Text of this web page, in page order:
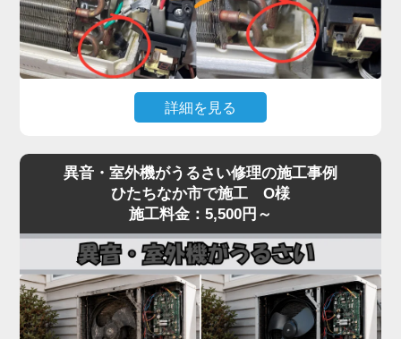
モーター・基板の劣化が重なり、本来の冷却性能の
半分以下しか発揮できていない状態も珍しくありま
せん。
「冷えが弱い」程度の軽微な症状を放置すると、コ
ンプレッサーが過負荷で焼き付くなど高額修理に発
ないトラブルに対して原因を切り分けながら点検
し、フィルター・冷媒・電気系統まで一貫して対
経験豊富なプロの技術者が、メーカーや型番を問わ
ず確実に診断し、最短即日で修理いたします。
冷暖房の効きが悪いと感じたら、お早めにご相談く
ださい。
詳細を見る
いるといった「水漏れ」トラブルは、当店でも夏場
に集中するご相談です。
原因のほとんどは、ドレンホース（結露水を屋外に
排出する管）の詰まりです。長年使用しているとホ
ースの中にホコリ・カビ・虫が侵入し、水の流れを
妨げます。
水漏れはドレン詰まりが関係するケースも多い一方
異音・室外機がうるさい修理の施工事例
ひたちなか市で施工 O様
施工料金：5,500円～